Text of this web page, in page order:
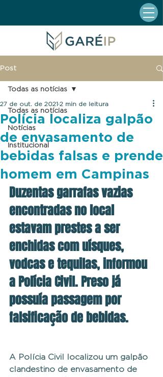
Post
Todas as notícias
Notícias
Institucional
Todas as notícias
Polícia localiza galpão
de envasamento de
bebidas falsas e prende
homem em Campinas
27 de out. de 2021 2 min de leitura
Duzentas garrafas vazias
encontradas no local
estavam prestes a ser
enchidas com uísques,
vodcas e tequilas, informou
a Polícia Civil. Preso já
possuía passagem por
falsificação de bebidas.
A Polícia Civil localizou um galpão
clandestino de envasamento de